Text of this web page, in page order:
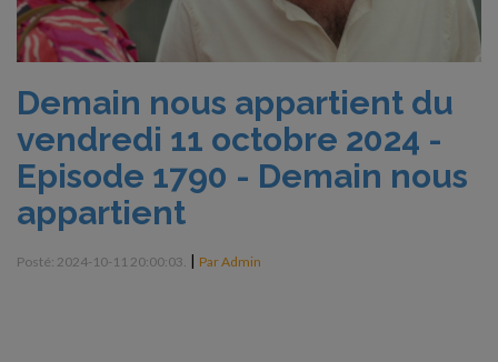
Demain nous appartient du
vendredi 11 octobre 2024 -
Episode 1790 - Demain nous
appartient
Posté: 2024-10-11 20:00:03. | Par Admin